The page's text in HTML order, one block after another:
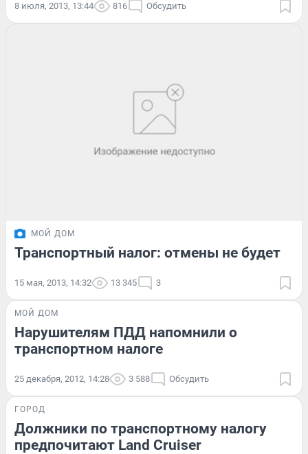
8 июля, 2013, 13:44 816 Обсудить
МОЙ ДОМ
Транспортный налог: отмены не будет
15 мая, 2013, 14:32 13 345 3
МОЙ ДОМ
Нарушителям ПДД напомнили о
транспортном налоге
25 декабря, 2012, 14:28 3 588 Обсудить
ГОРОД
Должники по транспортному налогу
предпочитают Land Cruiser